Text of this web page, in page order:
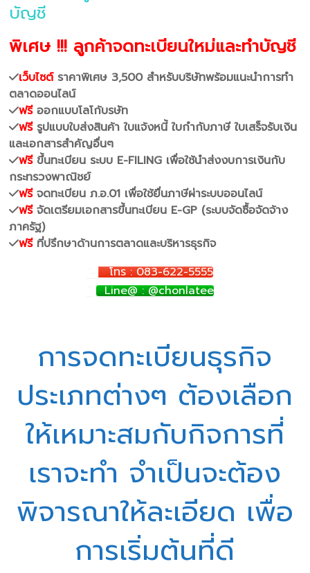
บัญชี
พิเศษ !!! ลูกค้าจดทะเบียนใหม่และทำบัญชี
เว็บไซต์ราคาพิเศษ 3,500 สำหรับบริษัทพร้อมแนะนำการทำ
ตลาดออนไลน์
ฟรีออกแบบโลโก้บรษัท
ฟรีรูปแบบใบส่งสินค้า ใบแจ้งหนี้ ใบกำกับภาษี ใบเสร็จรับเงิน
และเอกสารสำคัญอื่นๆ
ฟรีขึ้นทะเบียน ระบบ E-FILING เพื่อใช้นำส่งงบการเงินกับ
กระทรวงพาณิชย์
ฟรีจดทะเบียน ภ.อ.01 เพื่อใช้ยื่นภาษีผ่าระบบออนไลน์
ฟรีจัดเตรียมเอกสารขึ้นทะเบียน E-GP (ระบบจัดซื้อจัดจ้าง
ภาครัฐ)
ฟรีที่ปรึกษาด้านการตลาดและบริหารธุรกิจ
โทร : 083-622-5555
Line@ : @chonlatee
การจดทะเบียนธุรกิจ
ประเภทต่างๆ ต้องเลือก
ให้เหมาะสมกับกิจการที่
เราจะทำ จำเป็นจะต้อง
พิจารณาให้ละเอียด เพื่อ
การเริ่มต้นที่ดี